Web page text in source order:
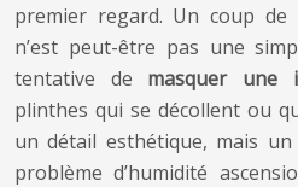
premier regard. Un coup de
n’est peut-être pas une
tentative de masquer une
plinthes qui se décollent ou
un détail esthétique, mais un
problème d’humidité